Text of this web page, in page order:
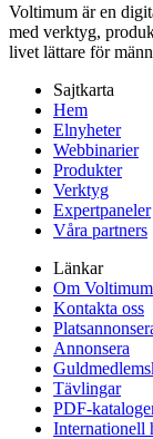
Voltimum är en
med verktyg,
livet lättare för
Sajtkarta
Hem
Elnyheter
Webbinarier
Produkter
Verktyg
Expertpaneler
Våra partners
Länkar
Om Voltimum
Kontakta oss
Annonsera
Tävlingar
PDF-
Internationell